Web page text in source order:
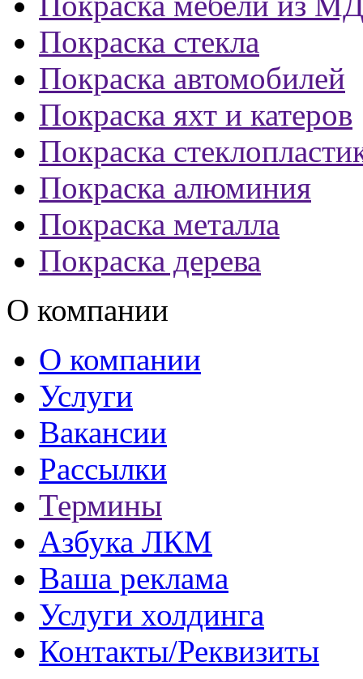
Покраска стекла
Покраска автомобилей
Покраска яхт и катеров
Покраска
Покраска алюминия
Покраска металла
Покраска дерева
О компании
О компании
Услуги
Вакансии
Рассылки
Термины
Азбука ЛКМ
Ваша реклама
Услуги холдинга
Контакты/Реквизиты